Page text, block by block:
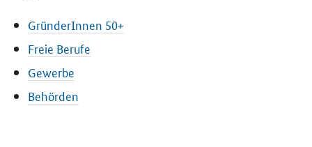
GründerInnen 50+
Freie Berufe
Gewerbe
Behörden